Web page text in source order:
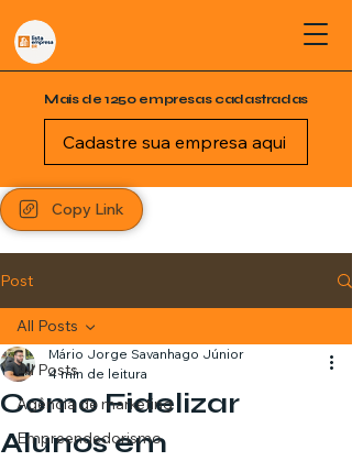
Mais de 1250 empresas cadastradas
Cadastre sua empresa aqui
Copy Link
Post
All Posts
Agência de marketing
Empreendedorismo
All Posts
Como Fidelizar
Alunos em
Mário Jorge Savanhago Júnior
4 min de leitura